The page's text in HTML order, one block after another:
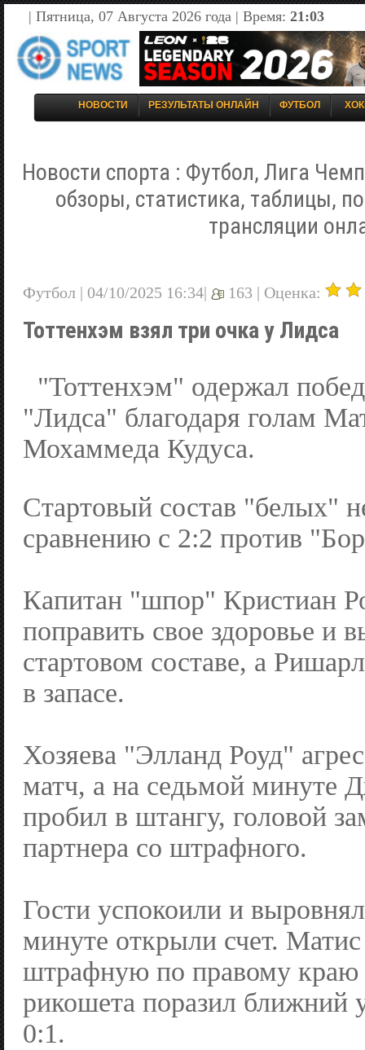
| Пятница, 07 Августа 2026 года | Время: 21:03
НОВОСТИ РЕЗУЛЬТАТЫ ОНЛАЙН ФУТБОЛ
Новости спорта : Футбол, Лига
обзоры, статистика, таблицы,
трансляции
Футбол | 04/10/2025 16:34| 163 | Оценка:
Тоттенхэм взял три очка у Лидса
"Тоттенхэм" одержал
"Лидса" благодаря голам
Мохаммеда Кудуса.
Стартовый состав "белых"
сравнению с 2:2 против
Капитан "шпор" Кристиан
поправить свое здоровье и
стартовом составе, а
в запасе.
Хозяева "Элланд Роуд"
матч, а на седьмой минуте
пробил в штангу, головой
партнера со штрафного.
Гости успокоили и
минуте открыли счет.
штрафную по правому
рикошета поразил ближний
0:1.